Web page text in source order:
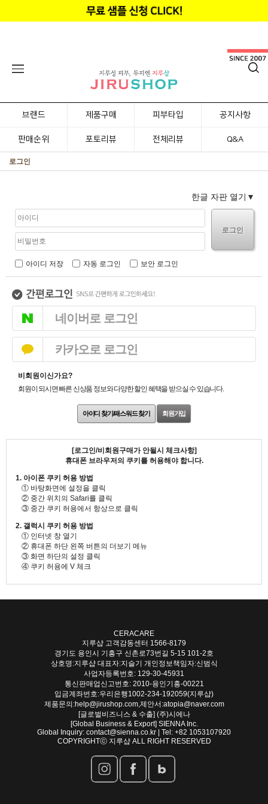
브랜드 제품구매 피부타입 공지사항
판매순위 포토리뷰 전체리뷰 Q&A
로그인
한글 자판 열기
로그인
아이디 저장 자동 로그인 보안 로그인
네이버로 로그인
카카오로 로그인
비회원이신가요?
회원이 되시면 빠른 신상품 정보와 다양한 할인 혜택을 받으실 수 있습니다.
아이디 찾기/패스워드 찾기 회원가입
[로그인/비회원구매가 안될시 체크사항]
휴대폰 브라우저의 쿠키를 허용해야 합니다.
1. 아이폰 쿠키 허용 방법
① 바탕화면에 설정을 클릭
② 중간 위치의 Safari를 클릭
③ 중간 쿠키 허용에서 항상으로 클릭
2. 갤럭시 쿠키 허용 방법
① 인터넷 창 열기
② 휴대폰 하단 왼쪽 버튼의 더보기 메뉴
③ 화면 하단의 설정 클릭
④ 쿠키 허용에 V 체크
CERACARE
지루샵 고객감동센터 1566-8179
경기도 용인시 기흥구 신촌로73번길 5-15 101-2호
상호명:지루샵 대표자:지슬기 개인정보책임자:신범식
사업자등록번호: 129-30-45931
통신판매업신고번호: 2010-용인기흥-00221
입금계좌번호:우리은행1002-234-192059(지루샵)
제품문의:help@jirushop.com,제안서:atopia@naver.com
[글로벌비즈니스 & 수출] (주)시에나
[Global Business & Export] SIENNA Inc.
Global Inquiry: contact@sienna.co.kr | Tel: +82 1053107920
COPYRIGHTⓒ 지루샵 ALL RIGHT RESERVED